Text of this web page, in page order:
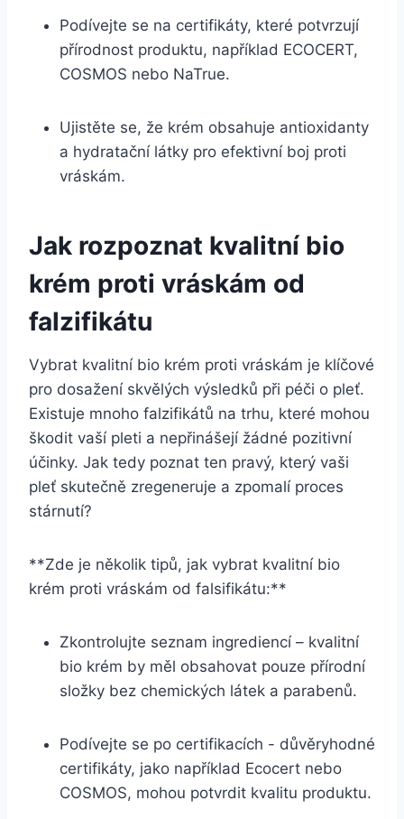
Podívejte se na certifikáty, které ⁣potvrzují
přírodnost produktu, například ECOCERT,
COSMOS nebo NaTrue.
Ujistěte se, že krém obsahuje antioxidanty
a‍ hydratační látky​ pro efektivní boj proti
vráskám.
Jak rozpoznat kvalitní bio
krém proti vráskám od
falzifikátu
Vybrat ‌kvalitní bio krém proti vráskám ​je klíčové
pro dosažení skvělých výsledků při péči o pleť.
Existuje⁣ mnoho falzifikátů na trhu, ‌které mohou⁤
škodit‌ vaší pleti a nepřinášejí ​žádné‍ pozitivní
účinky. Jak tedy poznat ten pravý, který ⁤vaši
pleť ​skutečně ‌zregeneruje a zpomalí proces
stárnutí?
**Zde je ⁢několik tipů, ​jak vybrat kvalitní bio
⁤krém proti vráskám od falsifikátu:**
Zkontrolujte seznam ingrediencí – kvalitní
bio krém⁤ by měl obsahovat pouze přírodní
složky bez chemických látek a parabenů.
Podívejte se po certifikacích ⁢- důvěryhodné⁤
certifikáty, jako například Ecocert nebo
COSMOS, mohou potvrdit kvalitu produktu.